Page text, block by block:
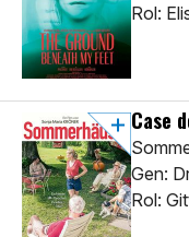
Rol:
Case
Gen:
Rol: